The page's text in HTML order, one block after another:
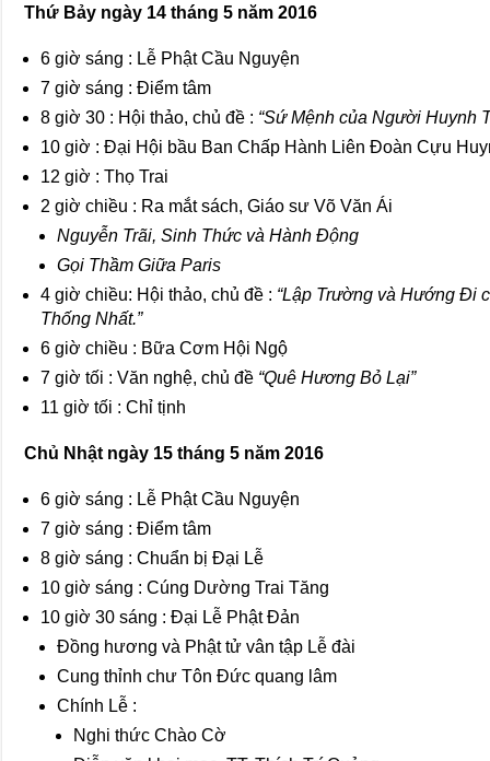
Thứ Bảy ngày 14 tháng 5 năm 2016
6 giờ sáng : Lễ Phật Cầu Nguyện
7 giờ sáng : Điểm tâm
8 giờ 30 : Hội thảo, chủ đề : “Sứ Mệnh của Người Huynh
10 giờ : Đại Hội bầu Ban Chấp Hành Liên Đoàn Cựu
12 giờ : Thọ Trai
2 giờ chiều : Ra mắt sách, Giáo sư Võ Văn Ái
Nguyễn Trãi, Sinh Thức và Hành Động
Gọi Thầm Giữa Paris
4 giờ chiều: Hội thảo, chủ đề : “Lập Trường và Hướng Đi
Thống Nhất.”
6 giờ chiều : Bữa Cơm Hội Ngộ
7 giờ tối : Văn nghệ, chủ đề “Quê Hương Bỏ Lại”
11 giờ tối : Chỉ tịnh
Chủ Nhật ngày 15 tháng 5 năm 2016
6 giờ sáng : Lễ Phật Cầu Nguyện
7 giờ sáng : Điểm tâm
8 giờ sáng : Chuẩn bị Đại Lễ
10 giờ sáng : Cúng Dường Trai Tăng
10 giờ 30 sáng : Đại Lễ Phật Đản
Đồng hương và Phật tử vân tập Lễ đài
Cung thỉnh chư Tôn Đức quang lâm
Chính Lễ :
Nghi thức Chào Cờ